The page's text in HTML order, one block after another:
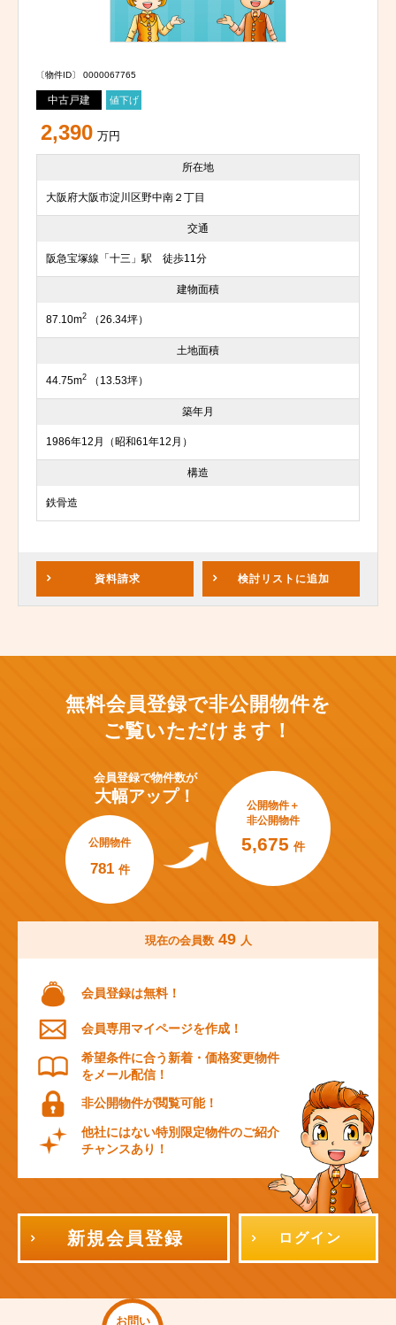
〔物件ID〕 0000067765
中古戸建 値下げ
2,390 万円
所在地
大阪府大阪市淀川区野中南２丁目
交通
阪急宝塚線「十三」駅 徒歩11分
建物面積
87.10m2 （26.34坪）
土地面積
44.75m2 （13.53坪）
築年月
1986年12月（昭和61年12月）
構造
鉄骨造
資料請求 検討リスト に追加
無料会員登録で非公開物件を
ご覧いただけます！
会員登録で物件数が
大幅アップ！
公開物件
781 件
公開物件＋
非公開物件
5,675 件
現在の会員数 49 人
会員登録は無料！
会員専用マイページを作成！
希望条件に合う新着・価格変更物件
をメール配信！
非公開物件が閲覧可能！
他社にはない特別限定物件のご紹介
チャンスあり！
新規会員登録 ログイン
お問い